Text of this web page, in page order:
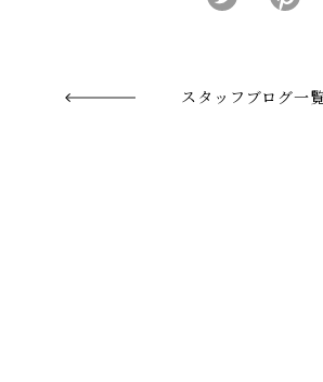
スタッフブログ一